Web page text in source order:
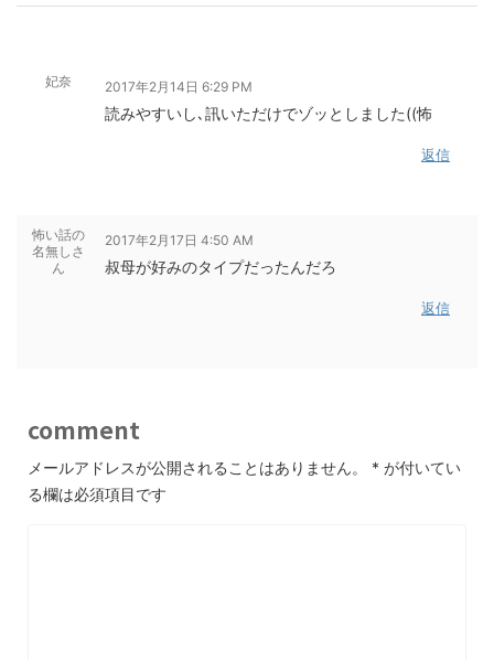
妃奈 2017年2月14日 6:29 PM
読みやすいし､訊いただけでゾッとしました((怖
返信
怖い話の
名無しさ
ん
2017年2月17日 4:50 AM
叔母が好みのタイプだったんだろ
返信
comment
メールアドレスが公開されることはありません。 * が付いてい
る欄は必須項目です